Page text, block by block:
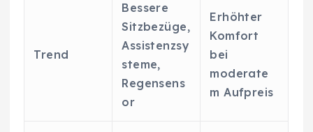
Trend
Bessere
Sitzbezüge,
Assistenzsy
steme,
Regensens
or
Erhöhter
Komfort
bei
moderate
m Aufpreis